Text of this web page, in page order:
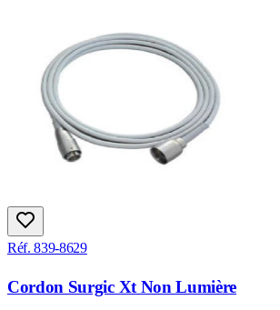
Réf. 839-8629
Cordon Surgic Xt Non Lumière